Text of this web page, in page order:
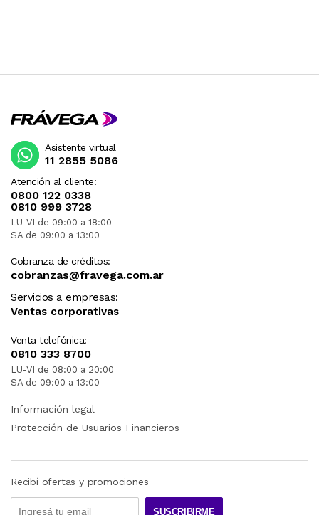
Atención al cliente:
0800 122 0338
0810 999 3728
LU-VI de 09:00 a 18:00
SA de 09:00 a 13:00
Cobranza de créditos:
cobranzas@fravega.com.ar
Servicios a empresas:
Ventas corporativas
Venta telefónica:
0810 333 8700
LU-VI de 08:00 a 20:00
SA de 09:00 a 13:00
Asistente virtual
11 2855 5086
Información legal
Protección de Usuarios Financieros
Recibí ofertas y promociones
SUSCRIBIRME